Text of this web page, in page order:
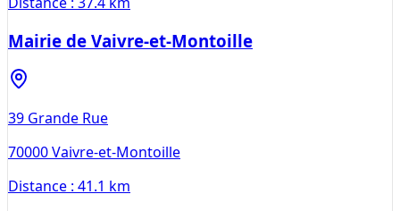
Mairie de Vaivre-et-Montoille
39 Grande Rue
70000Vaivre-et-Montoille
Distance : 41.1 km